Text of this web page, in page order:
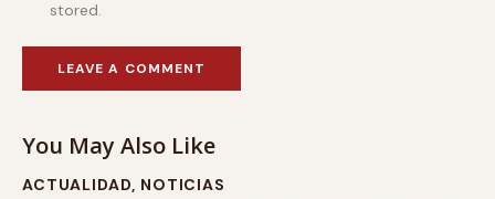
stored.
You May Also Like
ACTUALIDAD, NOTICIAS